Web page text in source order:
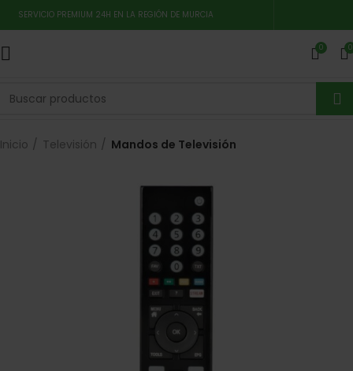
SERVICIO PREMIUM 24H EN LA REGIÓN DE MURCIA
0 0
Inicio Televisión Mandos de Televisión